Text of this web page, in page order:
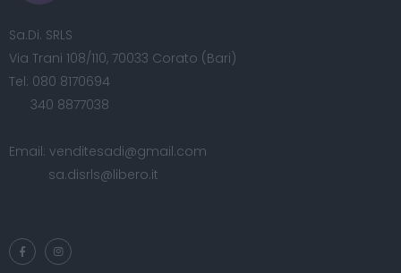
Sa.Di. SRLS
Via Trani 108/110, 70033 Corato (Bari)
Tel: 080 8170694
340 8877038
Email: venditesadi@gmail.com
sa.disrls@libero.it